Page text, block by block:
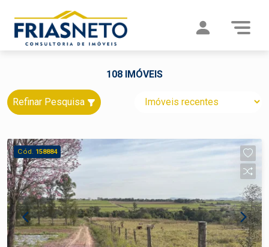
108 IMÓVEIS
Refinar Pesquisa
Cód. 158884